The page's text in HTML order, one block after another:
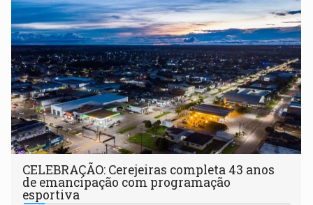
CELEBRAÇÃO: Cerejeiras completa 43 anos
de emancipação com programação
esportiva